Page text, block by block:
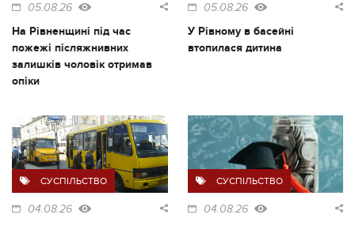
05.08.26
На Рівненщині під час
пожежі післяжнивних
залишків чоловік отримав
опіки
05.08.26
У Рівному в басейні
втопилася дитина
СУСПІЛЬСТВО
04.08.26
СУСПІЛЬСТВО
04.08.26